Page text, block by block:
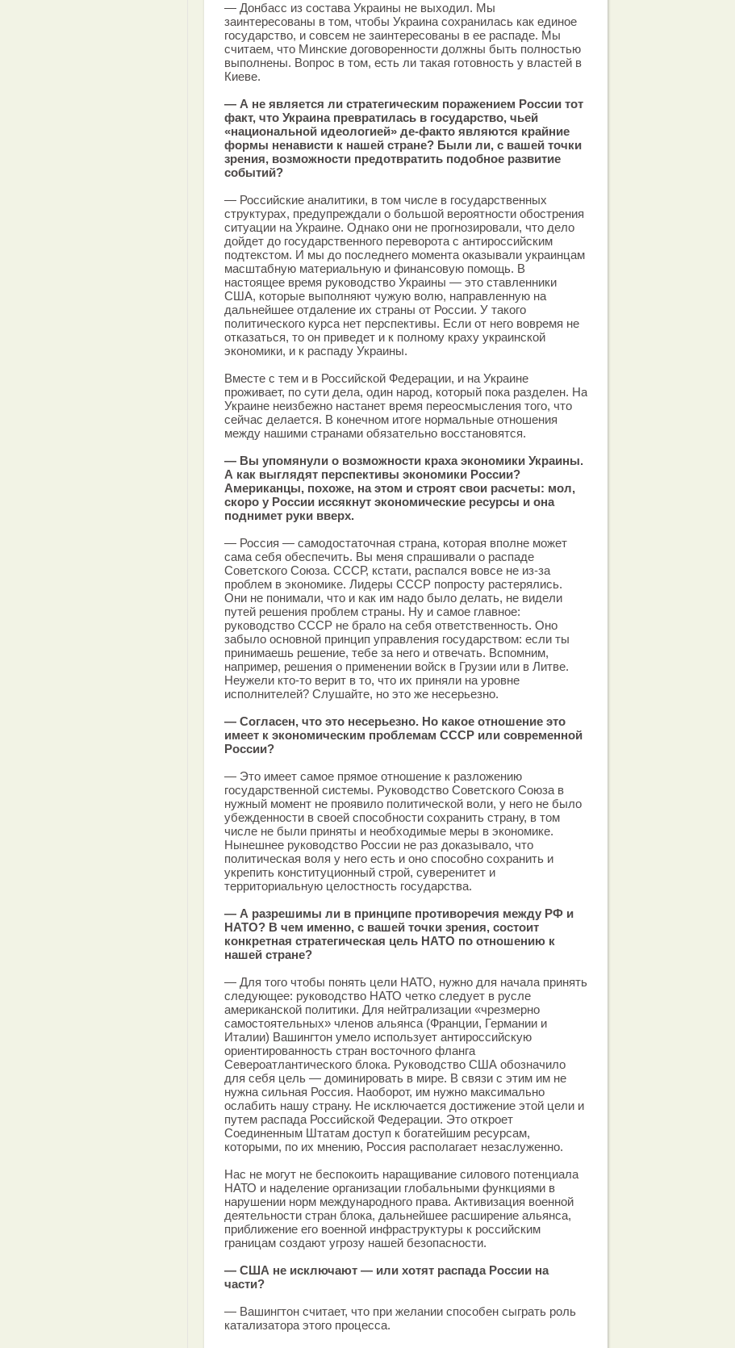
— Донбасс из состава Украины не выходил. Мы
заинтересованы в том, чтобы Украина сохранилась как единое
государство, и совсем не заинтересованы в ее распаде. Мы
считаем, что Минские договоренности должны быть полностью
выполнены. Вопрос в том, есть ли такая готовность у властей в
Киеве.
— А не является ли стратегическим поражением России тот
факт, что Украина превратилась в государство, чьей
«национальной идеологией» де-факто являются крайние
формы ненависти к нашей стране? Были ли, с вашей точки
зрения, возможности предотвратить подобное развитие
событий?
— Российские аналитики, в том числе в государственных
структурах, предупреждали о большой вероятности обострения
ситуации на Украине. Однако они не прогнозировали, что дело
дойдет до государственного переворота с антироссийским
подтекстом. И мы до последнего момента оказывали украинцам
масштабную материальную и финансовую помощь. В
настоящее время руководство Украины — это ставленники
США, которые выполняют чужую волю, направленную на
дальнейшее отдаление их страны от России. У такого
политического курса нет перспективы. Если от него вовремя не
отказаться, то он приведет и к полному краху украинской
экономики, и к распаду Украины.
Вместе с тем и в Российской Федерации, и на Украине
проживает, по сути дела, один народ, который пока разделен. На
Украине неизбежно настанет время переосмысления того, что
сейчас делается. В конечном итоге нормальные отношения
между нашими странами обязательно восстановятся.
— Вы упомянули о возможности краха экономики Украины.
А как выглядят перспективы экономики России?
Американцы, похоже, на этом и строят свои расчеты: мол,
скоро у России иссякнут экономические ресурсы и она
поднимет руки вверх.
— Россия — самодостаточная страна, которая вполне может
сама себя обеспечить. Вы меня спрашивали о распаде
Советского Союза. СССР, кстати, распался вовсе не из-за
проблем в экономике. Лидеры СССР попросту растерялись.
Они не понимали, что и как им надо было делать, не видели
путей решения проблем страны. Ну и самое главное:
руководство СССР не брало на себя ответственность. Оно
забыло основной принцип управления государством: если ты
принимаешь решение, тебе за него и отвечать. Вспомним,
например, решения о применении войск в Грузии или в Литве.
Неужели кто-то верит в то, что их приняли на уровне
исполнителей? Слушайте, но это же несерьезно.
— Согласен, что это несерьезно. Но какое отношение это
имеет к экономическим проблемам СССР или современной
России?
— Это имеет самое прямое отношение к разложению
государственной системы. Руководство Советского Союза в
нужный момент не проявило политической воли, у него не было
убежденности в своей способности сохранить страну, в том
числе не были приняты и необходимые меры в экономике.
Нынешнее руководство России не раз доказывало, что
политическая воля у него есть и оно способно сохранить и
укрепить конституционный строй, суверенитет и
территориальную целостность государства.
— А разрешимы ли в принципе противоречия между РФ и
НАТО? В чем именно, с вашей точки зрения, состоит
конкретная стратегическая цель НАТО по отношению к
нашей стране?
— Для того чтобы понять цели НАТО, нужно для начала принять
следующее: руководство НАТО четко следует в русле
американской политики. Для нейтрализации «чрезмерно
самостоятельных» членов альянса (Франции, Германии и
Италии) Вашингтон умело использует антироссийскую
ориентированность стран восточного фланга
Североатлантического блока. Руководство США обозначило
для себя цель — доминировать в мире. В связи с этим им не
нужна сильная Россия. Наоборот, им нужно максимально
ослабить нашу страну. Не исключается достижение этой цели и
путем распада Российской Федерации. Это откроет
Соединенным Штатам доступ к богатейшим ресурсам,
которыми, по их мнению, Россия располагает незаслуженно.
Нас не могут не беспокоить наращивание силового потенциала
НАТО и наделение организации глобальными функциями в
нарушении норм международного права. Активизация военной
деятельности стран блока, дальнейшее расширение альянса,
приближение его военной инфраструктуры к российским
границам создают угрозу нашей безопасности.
— США не исключают — или хотят распада России на
части?
— Вашингтон считает, что при желании способен сыграть роль
катализатора этого процесса.